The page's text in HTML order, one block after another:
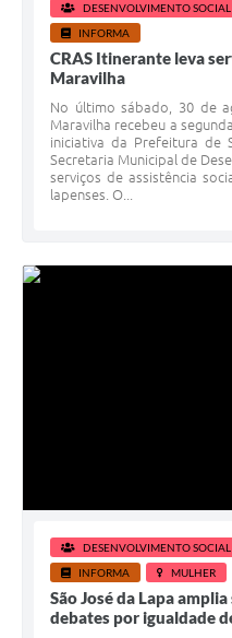
DESENVOLVIMENTO SOCIAL
INFORMA
CRAS Itinerante leva
Maravilha
No último sábado, 30 de
Maravilha recebeu a
iniciativa da Prefeitura de
Secretaria Municipal de
serviços de assistência
lapenses. O...
DESENVOLVIMENTO SOCIAL
INFORMA
MULHER
São José da Lapa
debates por igualdade